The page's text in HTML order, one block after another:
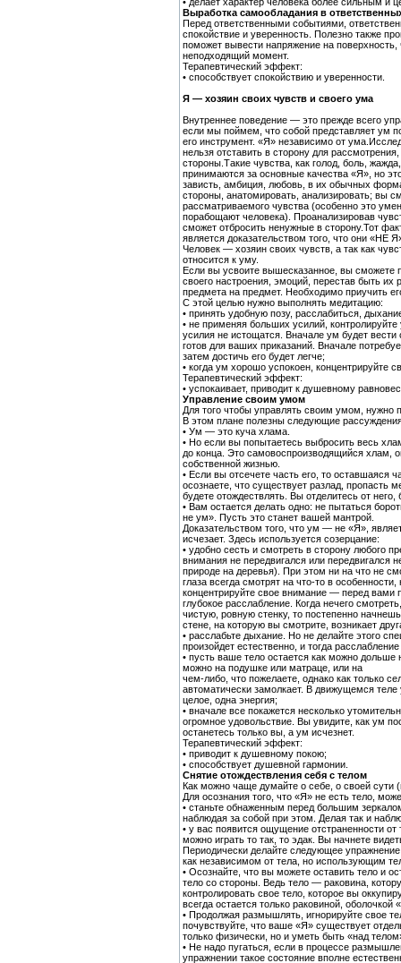
Выработка самообладания в
Перед ответственными событиями,
спокойствие и уверенность. Полезно также
поможет вывести напряжение на
неподходящий момент.
Терапевтический эффект:
• способствует спокойствию и уверенности.
Я — хозяин своих чувств и своего ума
Внутреннее поведение — это прежде всего
если мы поймем, что собой представляет ум
его инструмент. «Я» независимо от
нельзя отставить в сторону для
стороны.Такие чувства, как голод, боль,
принимаются за основные качества «Я», но
зависть, амбиция, любовь, в их обычных
стороны, анатомировать, анализировать; вы
рассматриваемого чувства (особенно это
порабощают человека). Проанализировав
сможет отбросить ненужные в сторону.Тот
является доказательством того, что они «НЕ
Человек — хозяин своих чувств, а так как
относится к уму.
Если вы усвоите вышесказанное, вы сможете
своего настроения, эмоций, перестав быть
предмета на предмет. Необходимо приучить
С этой целью нужно выполнять медитацию:
• принять удобную позу, расслабиться,
• не применяя больших усилий,
усилия не истощатся. Вначале ум будет вести
готов для ваших приказаний. Вначале
затем достичь его будет легче;
• когда ум хорошо успокоен,
Терапевтический эффект:
• успокаивает, приводит к душевному
Управление своим умом
Для того чтобы управлять своим умом, нужно
В этом плане полезны следующие
• Ум — это куча хлама.
• Но если вы попытаетесь выбросить весь
до конца. Это самовоспроизводящийся хлам,
собственной жизнью.
• Если вы отсечете часть его, то оставшаяся
осознаете, что существует разлад,
будете отождествлять. Вы отделитесь от
• Вам остается делать одно: не пытаться
не ум». Пусть это станет вашей мантрой.
Доказательством того, что ум — не «Я»,
исчезает. Здесь используется созерцание:
• удобно сесть и смотреть в сторону любого
внимания не передвигался или передвигался
природе на деревья). При этом ни на что не
глаза всегда смотрят на что-то в
концентрируйте свое внимание — перед вами
глубокое расслабление. Когда нечего
чистую, ровную стенку, то постепенно
стене, на которую вы смотрите, возникает
• расслабьте дыхание. Но не делайте этого
произойдет естественно, и тогда
• пусть ваше тело остается как можно
можно на подушке или матраце, или на
чем-либо, что пожелаете, однако как только
автоматически замолкает. В движущемся
целое, одна энергия;
• вначале все покажется несколько
огромное удовольствие. Вы увидите, как ум
останетесь только вы, а ум исчезнет.
Терапевтический эффект:
• приводит к душевному покою;
• способствует душевной гармонии.
Снятие отождествления себя с телом
Как можно чаще думайте о себе, о своей
Для осознания того, что «Я» не есть тело,
• станьте обнаженным перед большим
наблюдая за собой при этом. Делая так и
• у вас появится ощущение отстраненности
можно играть то так, то эдак. Вы начнете
Периодически делайте следующее
как независимом от тела, но использующим
• Осознайте, что вы можете оставить тело и
тело со стороны. Ведь тело — раковина,
контролировать свое тело, которое вы
всегда остается только раковиной, оболочкой
• Продолжая размышлять, игнорируйте свое
почувствуйте, что ваше «Я» существует
только физически, но и уметь быть «над
• Не надо пугаться, если в процессе
упражнении такое состояние вполне